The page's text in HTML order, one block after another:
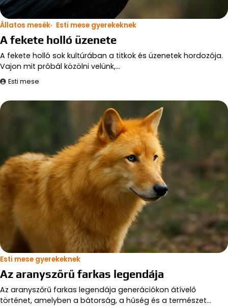
Állatos mesék Esti mese gyerekeknek
A fekete holló üzenete
A fekete holló sok kultúrában a titkok és üzenetek hordozója.
Vajon mit próbál közölni velünk,…
Esti mese
Esti mese gyerekeknek
Az aranyszőrű farkas legendája
Az aranyszőrű farkas legendája generációkon átívelő
történet, amelyben a bátorság, a hűség és a természet…